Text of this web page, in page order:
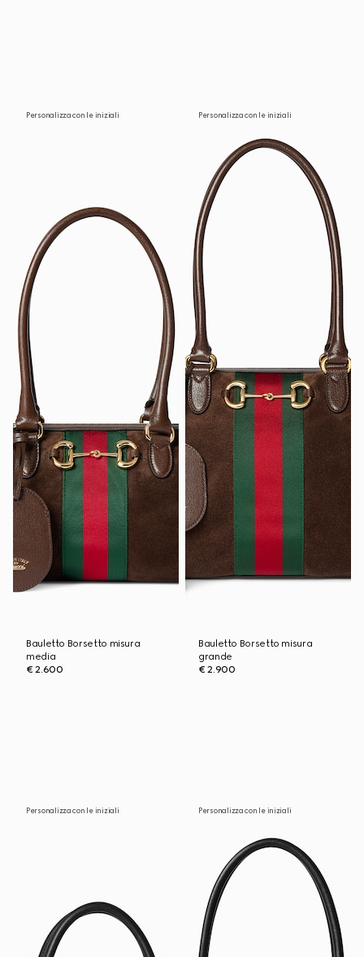
Personalizza con le iniziali
Bauletto Borsetto misura
media
€ 2.600
Personalizza con le iniziali
Bauletto Borsetto misura
grande
€ 2.900
Personalizza con le iniziali Personalizza con le iniziali